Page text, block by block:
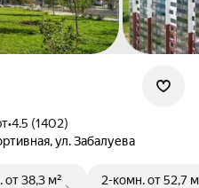
•4.5 (1402)
ул. Забалуева
от 38,3 м²
2-комн.от 52,7